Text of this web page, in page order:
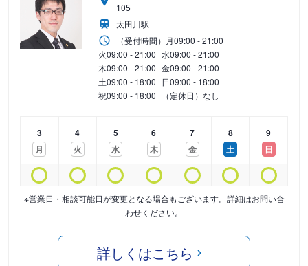
105
太田川駅
（受付時間） 月09:00 - 21:00
火09:00 - 21:00 水09:00 - 21:00
木09:00 - 21:00 金09:00 - 21:00
土09:00 - 18:00 日09:00 - 18:00
祝09:00 - 18:00 （定休日）なし
3
月
4
火
5
水
6
木
7
金
8
土
9
日
※営業日・相談可能日が変更となる場合もございます。詳細はお問い合
わせください。
詳しくはこちら